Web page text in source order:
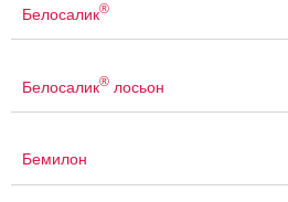
Белосалик®
Белосалик® лосьон
Бемилон